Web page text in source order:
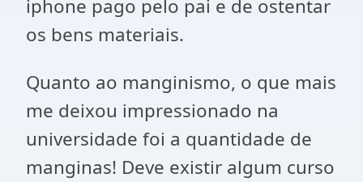
iphone pago pelo pai e de ostentar
os bens materiais.
Quanto ao manginismo, o que mais
me deixou impressionado na
universidade foi a quantidade de
manginas! Deve existir algum curso